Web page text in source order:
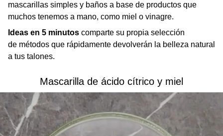
mascarillas simples y baños a base de productos que
muchos tenemos a mano, como miel o vinagre.
Ideas en 5 minutos comparte su propia selección
de métodos que rápidamente devolverán la belleza natural
a tus talones.
Mascarilla de ácido cítrico y miel